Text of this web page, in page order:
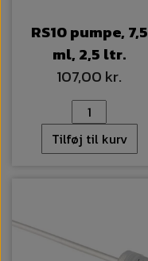
RS10 pumpe, 7,5
ml, 2,5 ltr.
107,00 kr.
Tilføj til kurv